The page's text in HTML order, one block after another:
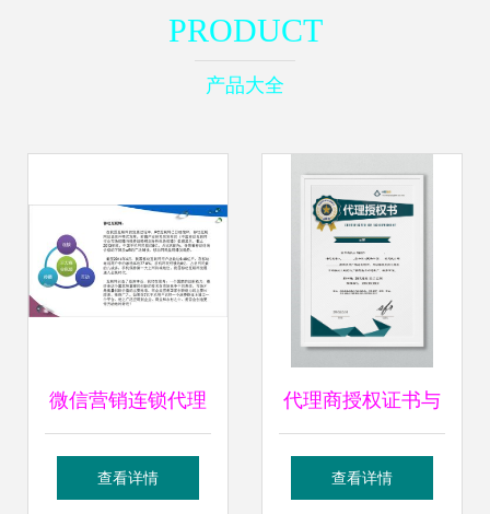
PRODUCT
产品大全
微信营销连锁代理
加盟费与软件开发
查看详情
代理商授权证书与
销售代理证书解析
查看详情